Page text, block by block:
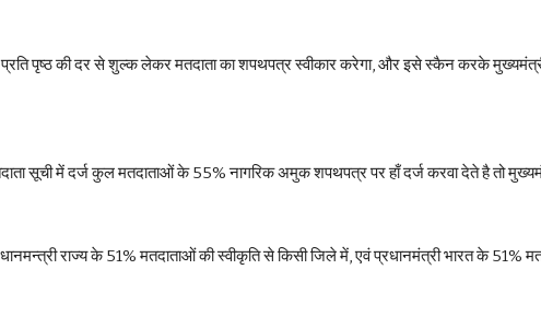
पृष्ठ की दर से शुल्क लेकर मतदाता का शपथपत्र स्वीकार करेगा, और इसे स्कैन करके
सूची में दर्ज कुल मतदाताओं के 55% नागरिक अमुक शपथपत्र पर हाँ दर्ज करवा देते है तो
राज्य के 51% मतदाताओं की स्वीकृति से किसी जिले में, एवं प्रधानमंत्री भारत के